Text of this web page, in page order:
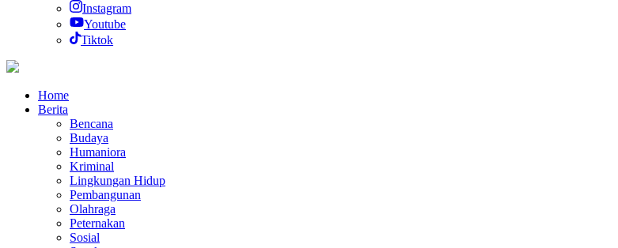
Instagram
Youtube
Tiktok
Home
Berita
Bencana
Budaya
Humaniora
Kriminal
Lingkungan Hidup
Pembangunan
Olahraga
Peternakan
Sosial